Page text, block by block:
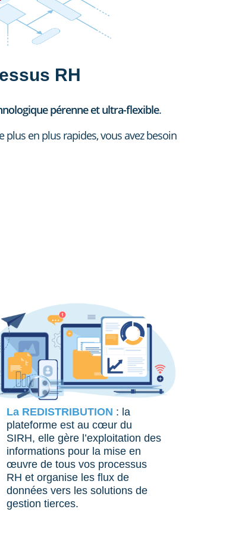
RH
pérenne et ultra-flexible.
en plus rapides, vous avez besoin
La REDISTRIBUTION : la
plateforme est au cœur du
SIRH, elle gère l’exploitation des
informations pour la mise en
œuvre de tous vos processus
RH et organise les flux de
données vers les solutions de
gestion tierces.